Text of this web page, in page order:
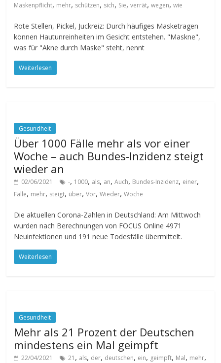
Maskenpflicht, mehr, schützen, sich, Sie,verrät,wegen,wie
Rote Stellen, Pickel, Juckreiz: Durch häufiges Masketragen
können Hautunreinheiten im Gesicht entstehen. "Maskne",
was für "Akne durch Maske" steht, nennt
Weiterlesen
Gesundheit
Über 1000 Fälle mehr als vor einer
Woche – auch Bundes-Inzidenz steigt
wieder an
02/06/2021 -, 1000, als, an,Auch, Bundes-Inzidenz, einer,
Fälle, mehr, steigt, über,Vor,Wieder,Woche
Die aktuellen Corona-Zahlen in Deutschland: Am Mittwoch
wurden nach Berechnungen von FOCUS Online 4971
Neuinfektionen und 191 neue Todesfälle übermittelt.
Weiterlesen
Gesundheit
Mehr als 21 Prozent der Deutschen
mindestens ein Mal geimpft
22/04/2021 21 , als, der, deutschen, ein, geimpft, Mal, mehr,